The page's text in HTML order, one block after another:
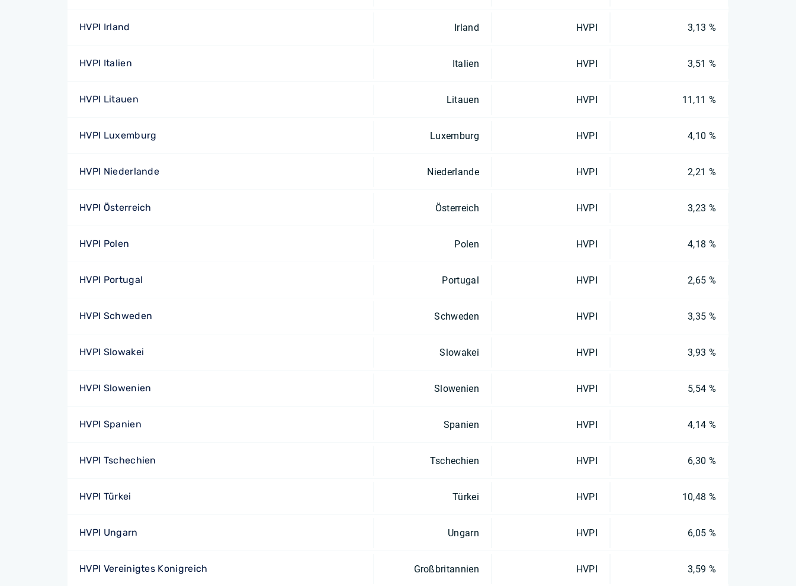
HVPI Irland Irland HVPI 3,13 %
HVPI Italien Italien HVPI 3,51 %
HVPI Litauen Litauen HVPI 11,11 %
HVPI Luxemburg Luxemburg HVPI 4,10 %
HVPI Niederlande Niederlande HVPI 2,21 %
HVPI Österreich Österreich HVPI 3,23 %
HVPI Polen Polen HVPI 4,18 %
HVPI Portugal Portugal HVPI 2,65 %
HVPI Schweden Schweden HVPI 3,35 %
HVPI Slowakei Slowakei HVPI 3,93 %
HVPI Slowenien Slowenien HVPI 5,54 %
HVPI Spanien Spanien HVPI 4,14 %
HVPI Tschechien Tschechien HVPI 6,30 %
HVPI Türkei Türkei HVPI 10,48 %
HVPI Ungarn Ungarn HVPI 6,05 %
HVPI Vereinigtes Konigreich Großbritannien HVPI 3,59 %